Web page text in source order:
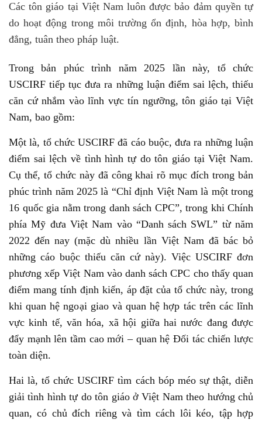
Các tôn giáo tại Việt Nam luôn được bảo đảm quyền tự
do hoạt động trong môi trường ổn định, hòa hợp, bình
đẳng, tuân theo pháp luật.
Trong bản phúc trình năm 2025 lần này, tổ chức
USCIRF tiếp tục đưa ra những luận điểm sai lệch, thiếu
căn cứ nhắm vào lĩnh vực tín ngưỡng, tôn giáo tại Việt
Nam, bao gồm:
Một là, tổ chức USCIRF đã cáo buộc, đưa ra những luận
điểm sai lệch về tình hình tự do tôn giáo tại Việt Nam.
Cụ thể, tổ chức này đã công khai rõ mục đích trong bản
phúc trình năm 2025 là “Chỉ định Việt Nam là một trong
16 quốc gia nằm trong danh sách CPC”, trong khi Chính
phía Mỹ đưa Việt Nam vào “Danh sách SWL” từ năm
2022 đến nay (mặc dù nhiều lần Việt Nam đã bác bỏ
những cáo buộc thiếu căn cứ này). Việc USCIRF đơn
phương xếp Việt Nam vào danh sách CPC cho thấy quan
điểm mang tính định kiến, áp đặt của tổ chức này, trong
khi quan hệ ngoại giao và quan hệ hợp tác trên các lĩnh
vực kinh tế, văn hóa, xã hội giữa hai nước đang được
đẩy mạnh lên tầm cao mới – quan hệ Đối tác chiến lược
toàn diện.
Hai là, tổ chức USCIRF tìm cách bóp méo sự thật, diễn
giải tình hình tự do tôn giáo ở Việt Nam theo hướng chủ
quan, có chủ đích riêng và tìm cách lôi kéo, tập hợp